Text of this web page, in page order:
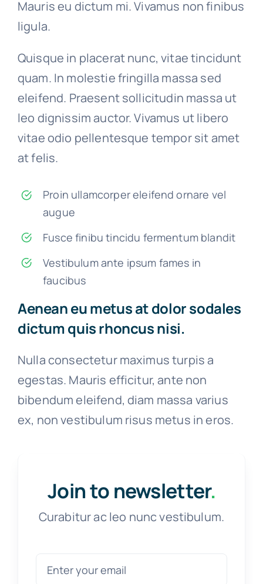
Mauris eu dictum mi. Vivamus non finibus
ligula.
Quisque in placerat nunc, vitae tincidunt
quam. In molestie fringilla massa sed
eleifend. Praesent sollicitudin massa ut
leo dignissim auctor. Vivamus ut libero
vitae odio pellentesque tempor sit amet
at felis.
Proin ullamcorper eleifend ornare vel
augue
Fusce finibu tincidu fermentum blandit
Vestibulum ante ipsum fames in
faucibus
Aenean eu metus at dolor sodales
dictum quis rhoncus nisi.
Nulla consectetur maximus turpis a
egestas. Mauris efficitur, ante non
bibendum eleifend, diam massa varius
ex, non vestibulum risus metus in eros.
Join to newsletter.
Curabitur ac leo nunc vestibulum.